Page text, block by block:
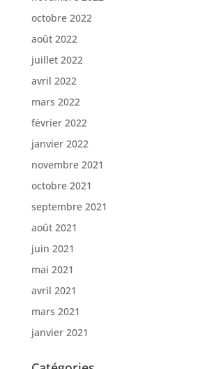
octobre 2022
août 2022
juillet 2022
avril 2022
mars 2022
février 2022
janvier 2022
novembre 2021
octobre 2021
septembre 2021
août 2021
juin 2021
mai 2021
avril 2021
mars 2021
janvier 2021